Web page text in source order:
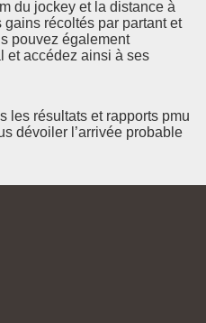
du jockey et la distance à
récoltés par partant et
pouvez également
et accédez ainsi à ses
les résultats et rapports pmu
dévoiler l’arrivée probable